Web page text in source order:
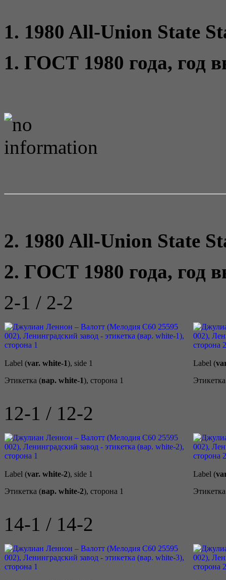
1. 1980 All-Union State
1. ГОСТ 1980 года, год
2. 1980 All-Union State
2. ГОСТ 1980 года, год
2-1 / 2-2
Label (var. white-1), side 1
Этикетка (вар. white-1), сторона 1
Label (
12-1 / 12-2
Label (var. white-2), side 1
Этикетка (вар. white-2), сторона 1
Label (
14-1 / 14-2